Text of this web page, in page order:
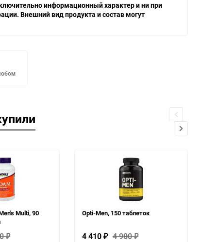
информационный характер и ни при
Внешний вид продукта и состав могут
Multi, 90
₽
Opti-Men, 150 таблеток
4 410 ₽ 4 900₽